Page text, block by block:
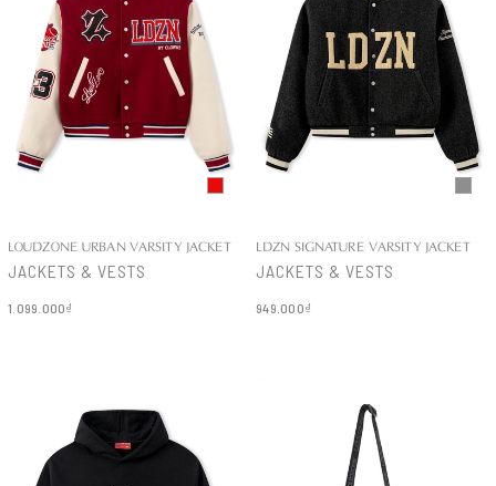
LOUDZONE URBAN VARSITY JACKET
JACKETS & VESTS
1.099.000₫
LDZN SIGNATURE VARSITY JACKET
JACKETS & VESTS
949.000₫